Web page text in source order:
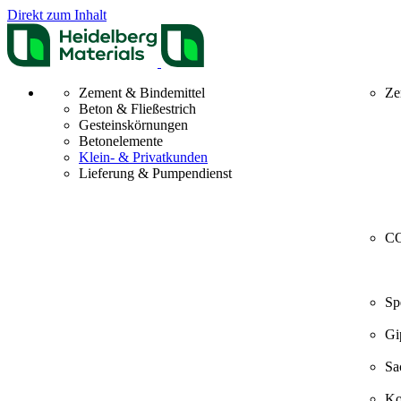
Direkt zum Inhalt
Zement & Bindemittel
Beton & Fließestrich
Gesteinskörnungen
Betonelemente
Klein- & Privatkunden
Lieferung & Pumpendienst